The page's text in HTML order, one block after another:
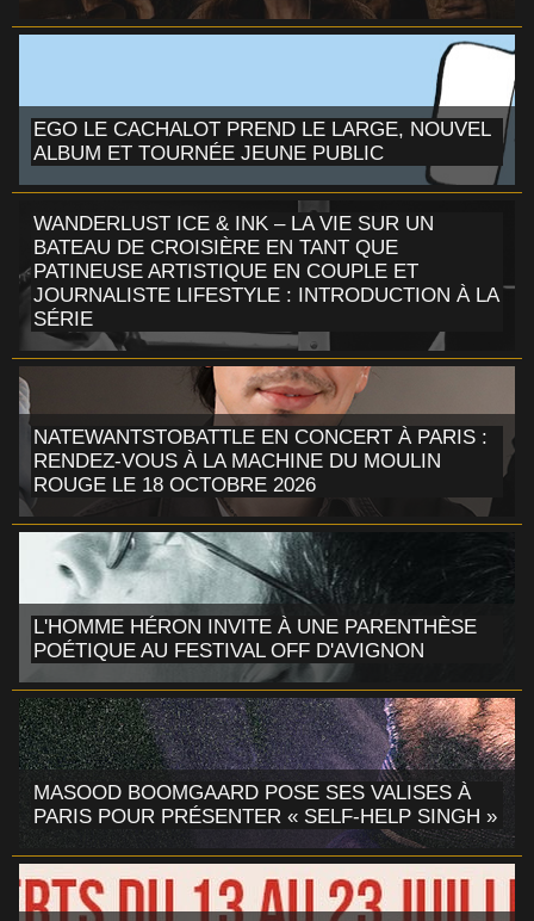
EGO LE CACHALOT PREND LE LARGE, NOUVEL
ALBUM ET TOURNÉE JEUNE PUBLIC
WANDERLUST ICE & INK – LA VIE SUR UN
BATEAU DE CROISIÈRE EN TANT QUE
PATINEUSE ARTISTIQUE EN COUPLE ET
JOURNALISTE LIFESTYLE : INTRODUCTION À LA
SÉRIE
NATEWANTSTOBATTLE EN CONCERT À PARIS :
RENDEZ-VOUS À LA MACHINE DU MOULIN
ROUGE LE 18 OCTOBRE 2026
L'HOMME HÉRON INVITE À UNE PARENTHÈSE
POÉTIQUE AU FESTIVAL OFF D'AVIGNON
MASOOD BOOMGAARD POSE SES VALISES À
PARIS POUR PRÉSENTER « SELF-HELP SINGH »